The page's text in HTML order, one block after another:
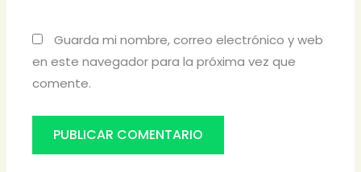
Guarda mi nombre, correo electrónico y web
en este navegador para la próxima vez que
comente.